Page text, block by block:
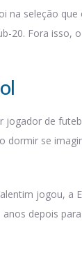
na seleção
20. Fora isso,
de
dormir se
jogou, a
depois